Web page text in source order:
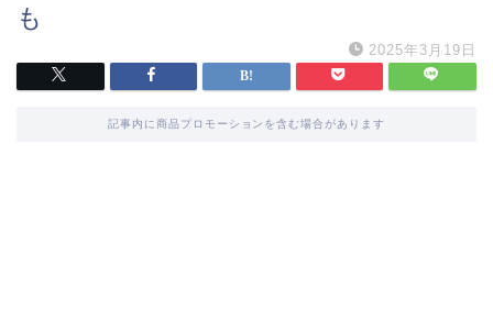
も
2025年3月19日
記事内に商品プロモーションを含む場合があります